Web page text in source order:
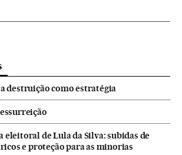
destruição como estratégia
eleitoral de Lula da Silva: subidas de
e proteção para as minorias